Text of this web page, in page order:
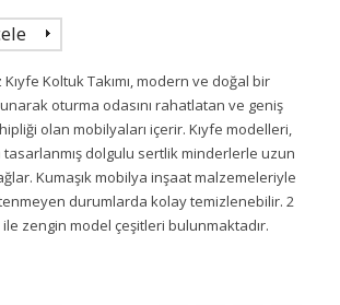
Koltuk Takımı, modern ve doğal bir
oturma odasını rahatlatan ve geniş
olan mobilyaları içerir. Kıyfe modelleri,
dolgulu sertlik minderlerle uzun
Kumaşık mobilya inşaat malzemeleriyle
durumlarda kolay temizlenebilir. 2
ile zengin model çeşitleri bulunmaktadır.